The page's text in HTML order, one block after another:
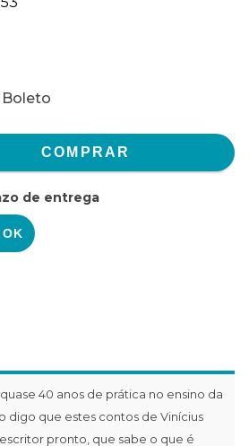
Boleto
de entrega
40 anos de prática no ensino da
digo que estes contos de Vinícius
pronto, que sabe o que é